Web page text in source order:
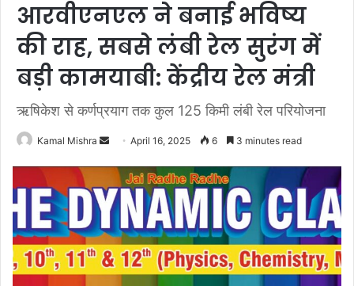
आरवीएनएल ने बनाई भविष्य
की राह, सबसे लंबी रेल सुरंग में
बड़ी कामयाबी: केंद्रीय रेल मंत्री
ऋषिकेश से कर्णप्रयाग तक कुल 125 किमी लंबी रेल परियोजना
Kamal Mishra
Send
email
April 16, 2025 6 3 minutes read